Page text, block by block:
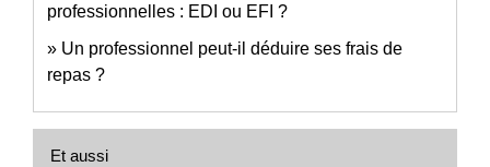
professionnelles : EDI ou EFI ?
Un professionnel peut-il déduire ses frais de
repas ?
Et aussi